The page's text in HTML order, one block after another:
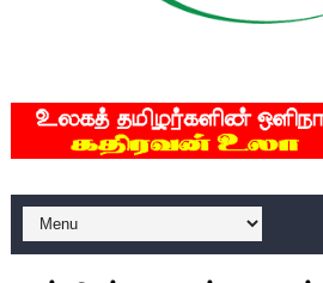
குண்டை தூக்கிப்போட்ட ஆய்வு….
யாழில் தமிழின தலைவர்
ஏர்போர்ட்டில் உதைத்த நபர் யார்,
சீனா இலங்கையிடம் 8 மில்லியன்